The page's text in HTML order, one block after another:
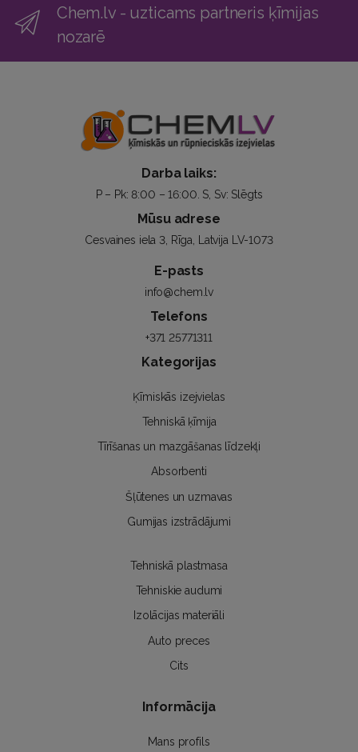
Chem.lv - uzticams partneris ķīmijas
nozarē
Darba laiks:
P – Pk: 8:00 – 16:00. S, Sv: Slēgts
Mūsu adrese
Cesvaines iela 3, Rīga, Latvija LV-1073
E-pasts
info@chem.lv
Telefons
+371 25771311
Kategorijas
Ķīmiskās izejvielas
Tehniskā ķīmija
Tīrīšanas un mazgāšanas līdzekļi
Absorbenti
Šļūtenes un uzmavas
Gumijas izstrādājumi
Tehniskā plastmasa
Tehniskie audumi
Izolācijas materiāli
Auto preces
Cits
Informācija
Mans profils